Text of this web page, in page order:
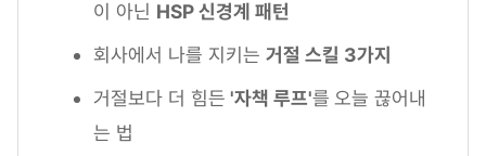
이 아닌 HSP 신경계 패턴
회사에서 나를 지키는 거절 스킬 3가지
거절보다 더 힘든 '자책 루프'를 오늘 끊어내
는 법